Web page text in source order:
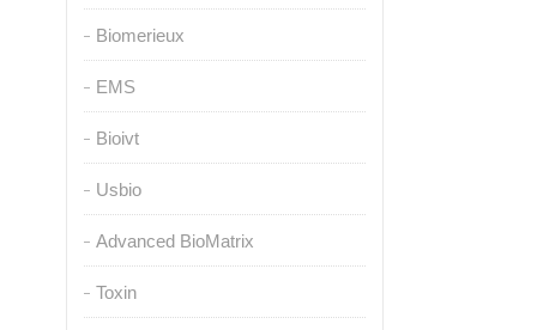
Biomerieux
EMS
Bioivt
Usbio
Advanced BioMatrix
Toxin